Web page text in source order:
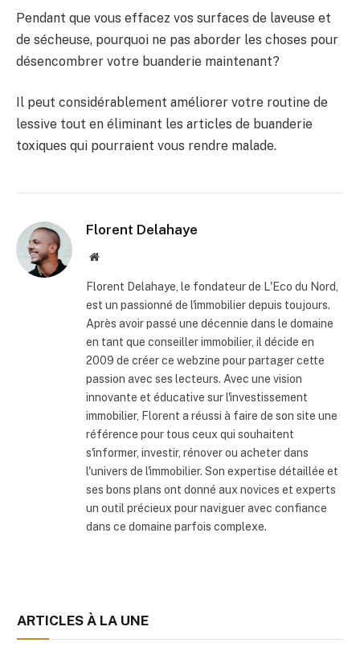
Pendant que vous effacez vos surfaces de laveuse et
de sécheuse, pourquoi ne pas aborder les choses pour
désencombrer votre buanderie maintenant?
Il peut considérablement améliorer votre routine de
lessive tout en éliminant les articles de buanderie
toxiques qui pourraient vous rendre malade.
Florent Delahaye
Site
Florent Delahaye, le fondateur de L'Eco du Nord,
est un passionné de l'immobilier depuis toujours.
Après avoir passé une décennie dans le domaine
en tant que conseiller immobilier, il décide en
2009 de créer ce webzine pour partager cette
passion avec ses lecteurs. Avec une vision
innovante et éducative sur l'investissement
immobilier, Florent a réussi à faire de son site une
référence pour tous ceux qui souhaitent
s'informer, investir, rénover ou acheter dans
l'univers de l'immobilier. Son expertise détaillée et
ses bons plans ont donné aux novices et experts
un outil précieux pour naviguer avec confiance
dans ce domaine parfois complexe.
ARTICLES À LA UNE